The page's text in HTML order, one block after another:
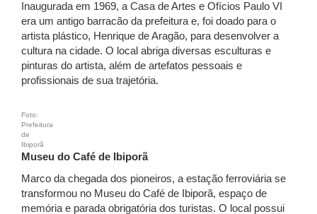
Inaugurada em 1969, a Casa de Artes e Ofícios Paulo VI
era um antigo barracão da prefeitura e, foi doado para o
artista plástico, Henrique de Aragão, para desenvolver a
cultura na cidade. O local abriga diversas esculturas e
pinturas do artista, além de artefatos pessoais e
profissionais de sua trajetória.
Foto:
Prefeitura
de
Ibiporã
Museu do Café de Ibiporã
Marco da chegada dos pioneiros, a estação ferroviária se
transformou no Museu do Café de Ibiporã, espaço de
memória e parada obrigatória dos turistas. O local possui